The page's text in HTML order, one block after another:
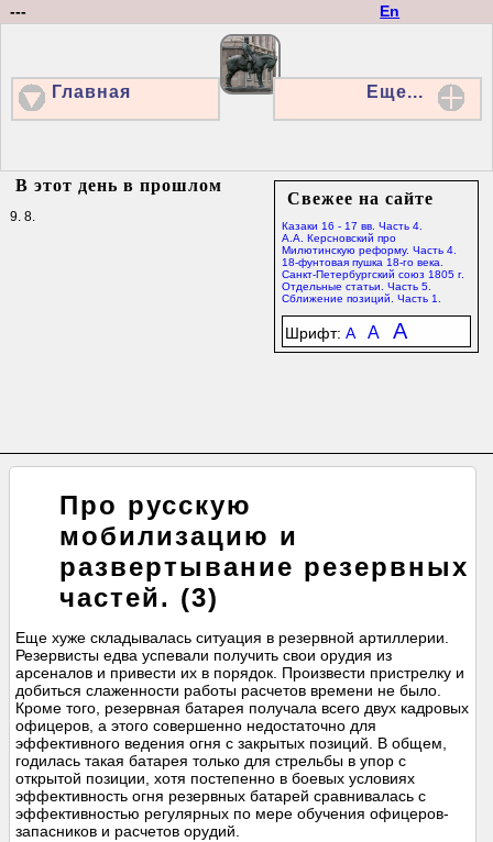
En
---
Главная Еще...
Свежее на сайте
Казаки 16 - 17 вв. Часть 4.
А.А. Керсновский про
Милютинскую реформу. Часть 4.
18-фунтовая пушка 18-го века.
Санкт-Петербургский союз 1805 г.
Отдельные статьи. Часть 5.
Сближение позиций. Часть 1.
Шрифт: A A A
В этот день в прошлом
9. 8.
Про русскую
мобилизацию и
развертывание резервных
частей. (3)
Еще хуже складывалась ситуация в резервной артиллерии.
Резервисты едва успевали получить свои орудия из
арсеналов и привести их в порядок. Произвести пристрелку и
добиться слаженности работы расчетов времени не было.
Кроме того, резервная батарея получала всего двух кадровых
офицеров, а этого совершенно недостаточно для
эффективного ведения огня с закрытых позиций. В общем,
годилась такая батарея только для стрельбы в упор с
открытой позиции, хотя постепенно в боевых условиях
эффективность огня резервных батарей сравнивалась с
эффективностью регулярных по мере обучения офицеров-
запасников и расчетов орудий.